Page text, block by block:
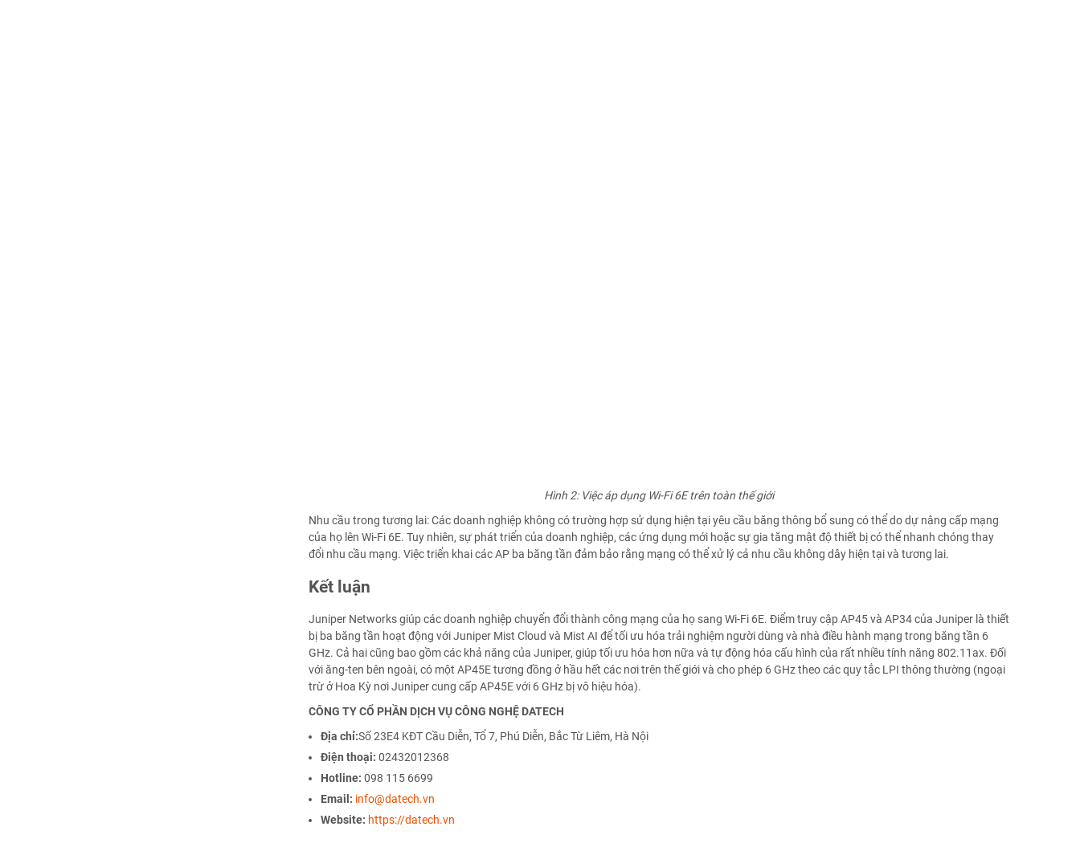
Hình 2: Việc áp dụng Wi-Fi 6E trên toàn thế giới
Nhu cầu trong tương lai: Các doanh nghiệp không có trường hợp sử dụng hiện tại yêu cầu băng thông bổ sung có thể do dự nâng cấp mạng
của họ lên Wi-Fi 6E. Tuy nhiên, sự phát triển của doanh nghiệp, các ứng dụng mới hoặc sự gia tăng mật độ thiết bị có thể nhanh chóng thay
đổi nhu cầu mạng. Việc triển khai các AP ba băng tần đảm bảo rằng mạng có thể xử lý cả nhu cầu không dây hiện tại và tương lai.
Kết luận
Juniper Networks giúp các doanh nghiệp chuyển đổi thành công mạng của họ sang Wi-Fi 6E. Điểm truy cập AP45 và AP34 của Juniper là thiết
bị ba băng tần hoạt động với Juniper Mist Cloud và Mist AI để tối ưu hóa trải nghiệm người dùng và nhà điều hành mạng trong băng tần 6
GHz. Cả hai cũng bao gồm các khả năng của Juniper, giúp tối ưu hóa hơn nữa và tự động hóa cấu hình của rất nhiều tính năng 802.11ax. Đối
với ăng-ten bên ngoài, có một AP45E tương đồng ở hầu hết các nơi trên thế giới và cho phép 6 GHz theo các quy tắc LPI thông thường (ngoại
trừ ở Hoa Kỳ nơi Juniper cung cấp AP45E với 6 GHz bị vô hiệu hóa).
CÔNG TY CỔ PHẦN DỊCH VỤ CÔNG NGHỆ DATECH
Địa chỉ:Số 23E4 KĐT Cầu Diễn, Tổ 7, Phú Diễn, Bắc Từ Liêm, Hà Nội
Điện thoại: 02432012368
Hotline: 098 115 6699
Email: info@datech.vn
Website: https://datech.vn